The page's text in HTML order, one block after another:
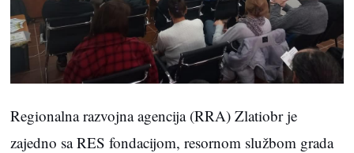
Regionalna razvojna agencija (RRA) Zlatiobr je
zajedno sa RES fondacijom, resornom službom grada